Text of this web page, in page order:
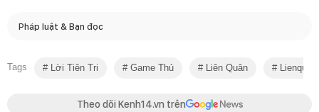
Pháp luật & Bạn đọc
Tags Lời Tiên Tri Game Thủ Liên Quân Lienquan
Theo dõi Kenh14.vn trên